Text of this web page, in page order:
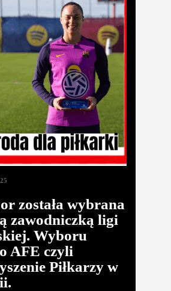
została wybrana
zawodniczką ligi
Wyboru
AFE czyli
Piłkarzy w